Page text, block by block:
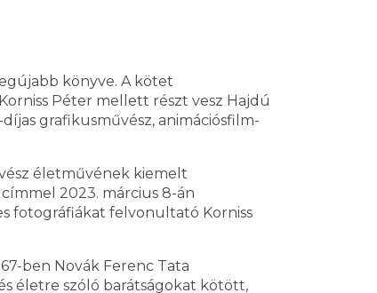
könyve. A kötet
Péter mellett részt vesz Hajdú
grafikusművész, animációsfilm-
életművének kiemelt
2023. március 8-án
fotográfiákat felvonultató Korniss
ben Novák Ferenc Tata
életre szóló barátságokat kötött,